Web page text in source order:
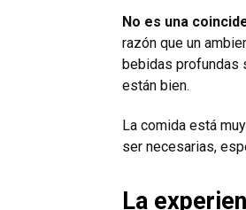
No es una
razón que un
bebidas profundas
están bien.
La comida está
ser necesarias,
La